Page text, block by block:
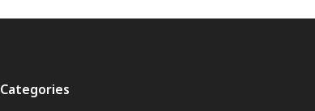
Categories